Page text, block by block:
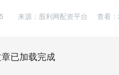
来源：股利网配资平台 查看：
已加载完成